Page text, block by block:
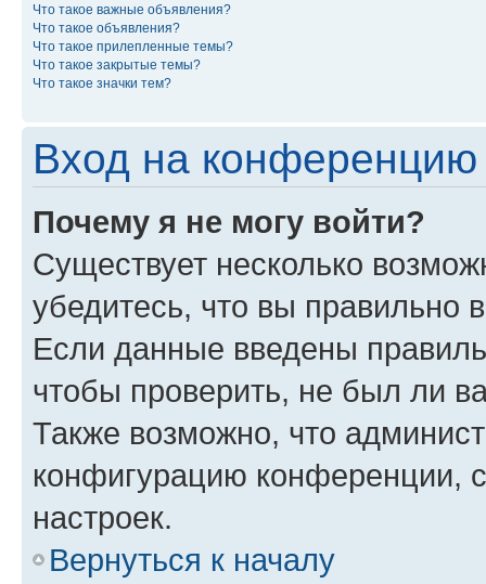
Что такое важные объявления?
Что такое объявления?
Что такое прилепленные темы?
Что такое закрытые темы?
Что такое значки тем?
Вход на конференцию
Почему я не могу войти?
Существует несколько
убедитесь, что вы правильно
Если данные введены
чтобы проверить, не был ли
Также возможно, что
конфигурацию конференции,
настроек.
Вернуться к началу